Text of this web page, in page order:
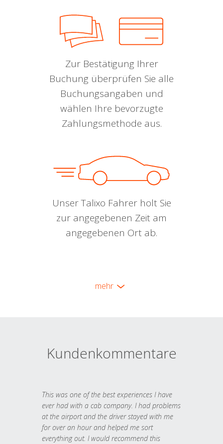
Zur Bestätigung Ihrer
Buchung überprüfen Sie alle
Buchungsangaben und
wählen Ihre bevorzugte
Zahlungsmethode aus.
Unser Talixo Fahrer holt Sie
zur angegebenen Zeit am
angegebenen Ort ab.
mehr
Kundenkommentare
This was one of the best experiences I have
ever had with a cab company. I had problems
at the airport and the driver stayed with me
for over an hour and helped me sort
everything out. I would recommend this